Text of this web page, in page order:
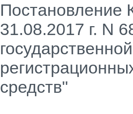
Постановление
31.08.2017 г. N
средств"